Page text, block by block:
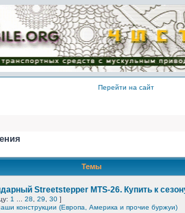
Перейти на сайт
Темы
Streetstepper MTS-26. Купить к
1 28 29 30 ]
конструкции (Европа, Америка и прочие буржуи)